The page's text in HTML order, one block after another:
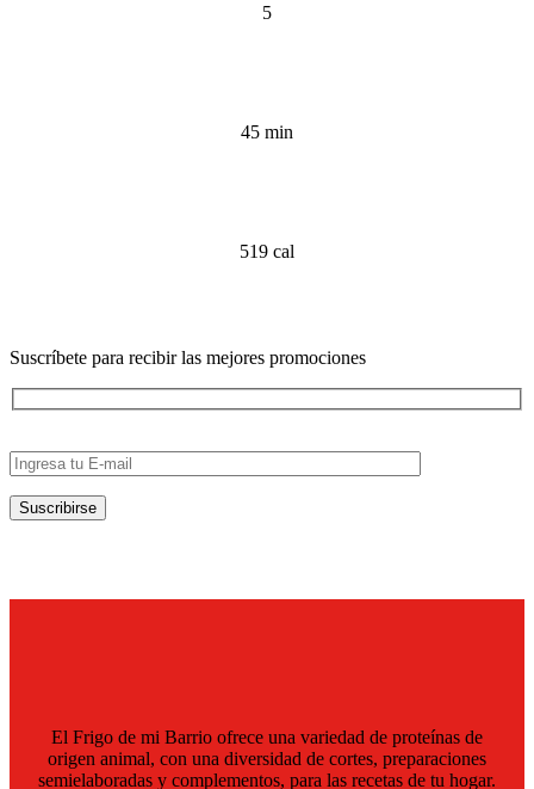
5
45 min
519 cal
Suscríbete para recibir las mejores promociones
El Frigo de mi Barrio ofrece una variedad de proteínas de
origen animal, con una diversidad de cortes, preparaciones
semielaboradas y complementos, para las recetas de tu hogar.